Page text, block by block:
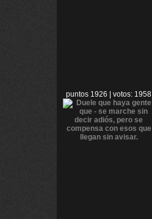
puntos 1926 | votos: 1958